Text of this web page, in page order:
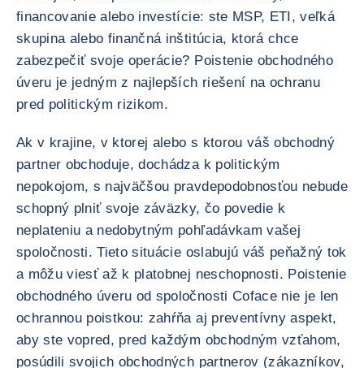
financovanie alebo investície: ste MSP, ETI, veľká
skupina alebo finančná inštitúcia, ktorá chce
zabezpečiť svoje operácie? Poistenie obchodného
úveru je jedným z najlepších riešení na ochranu
pred politickým rizikom.
Ak v krajine, v ktorej alebo s ktorou váš obchodný
partner obchoduje, dochádza k politickým
nepokojom, s najväčšou pravdepodobnosťou nebude
schopný plniť svoje záväzky, čo povedie k
neplateniu a nedobytným pohľadávkam vašej
spoločnosti. Tieto situácie oslabujú váš peňažný tok
a môžu viesť až k platobnej neschopnosti. Poistenie
obchodného úveru od spoločnosti Coface nie je len
ochrannou poistkou: zahŕňa aj preventívny aspekt,
aby ste vopred, pred každým obchodným vzťahom,
posúdili svojich obchodných partnerov (zákazníkov,